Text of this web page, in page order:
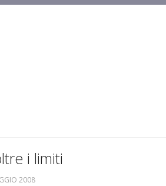
i limiti
2008